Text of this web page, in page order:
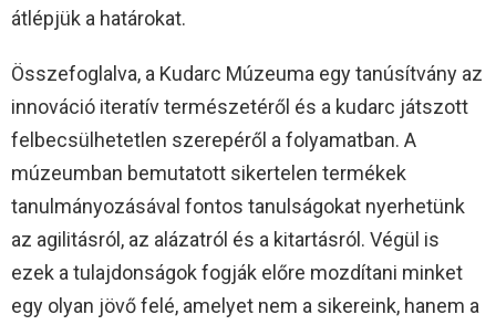
átlépjük a határokat.
Összefoglalva, a Kudarc Múzeuma egy tanúsítvány az
innováció iteratív természetéről és a kudarc játszott
felbecsülhetetlen szerepéről a folyamatban. A
múzeumban bemutatott sikertelen termékek
tanulmányozásával fontos tanulságokat nyerhetünk
az agilitásról, az alázatról és a kitartásról. Végül is
ezek a tulajdonságok fogják előre mozdítani minket
egy olyan jövő felé, amelyet nem a sikereink, hanem a